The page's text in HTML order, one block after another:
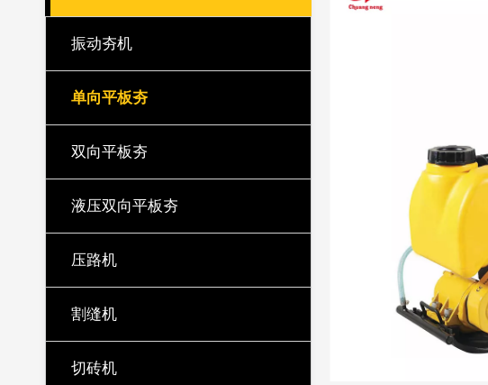
振动夯机
单向平板夯
双向平板夯
液压双向平板夯
压路机
割缝机
切砖机